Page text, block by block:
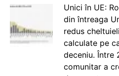
Unici în UE:
din întreaga
redus
calculate pe
deceniu. Între
comunitar a